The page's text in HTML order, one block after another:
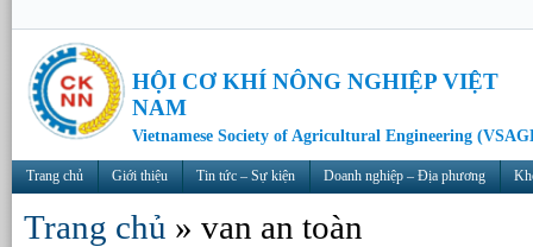
HỘI CƠ KHÍ NÔNG NGHIỆP VIỆT
NAM
Vietnamese Society of Agricultural Engineering
Trang chủ Giới thiệu Tin tức – Sự kiện Doanh nghiệp – Địa phương
Trang chủ » van an toàn